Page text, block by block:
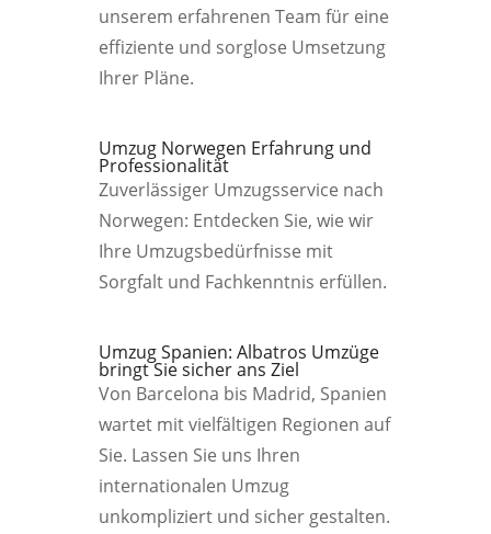
unserem erfahrenen Team für eine
effiziente und sorglose Umsetzung
Ihrer Pläne.
Umzug Norwegen Erfahrung und
Professionalität
Zuverlässiger Umzugsservice nach
Norwegen: Entdecken Sie, wie wir
Ihre Umzugsbedürfnisse mit
Sorgfalt und Fachkenntnis erfüllen.
Umzug Spanien: Albatros Umzüge
bringt Sie sicher ans Ziel
Von Barcelona bis Madrid, Spanien
wartet mit vielfältigen Regionen auf
Sie. Lassen Sie uns Ihren
internationalen Umzug
unkompliziert und sicher gestalten.